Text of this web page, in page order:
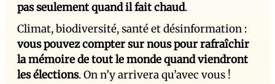
pas seulement quand il fait chaud.
Climat, biodiversité, santé et désinformation :
vous pouvez compter sur nous pour rafraîchir
la mémoire de tout le monde quand viendront
les élections. On n’y arrivera qu’avec vous !